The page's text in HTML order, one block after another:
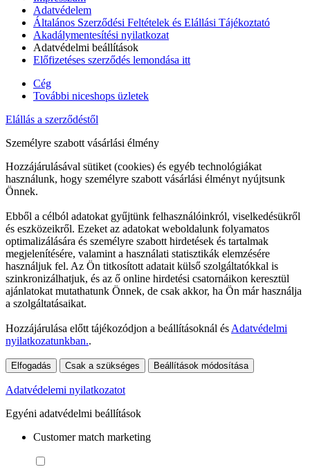
Adatvédelem
Általános Szerződési Feltételek és Elállási Tájékoztató
Akadálymentesítési nyilatkozat
Adatvédelmi beállítások
Előfizetéses szerződés lemondása itt
Cég
További niceshops üzletek
Elállás a szerződéstől
Személyre szabott vásárlási élmény
Hozzájárulásával sütiket (cookies) és egyéb technológiákat
használunk, hogy személyre szabott vásárlási élményt nyújtsunk
Önnek.
Ebből a célból adatokat gyűjtünk felhasználóinkról, viselkedésükről
és eszközeikről. Ezeket az adatokat weboldalunk folyamatos
optimalizálására és személyre szabott hirdetések és tartalmak
megjelenítésére, valamint a használati statisztikák elemzésére
használjuk fel. Az Ön titkosított adatait külső szolgáltatókkal is
szinkronizálhatjuk, és az ő online hirdetési csatornáikon keresztül
ajánlatokat mutathatunk Önnek, de csak akkor, ha Ön már használja
a szolgáltatásaikat.
Hozzájárulása előtt tájékozódjon a beállításoknál és Adatvédelmi
nyilatkozatunkban..
Elfogadás Csak a szükséges Beállítások módosítása
Adatvédelemi nyilatkozatot
Egyéni adatvédelmi beállítások
Customer match marketing